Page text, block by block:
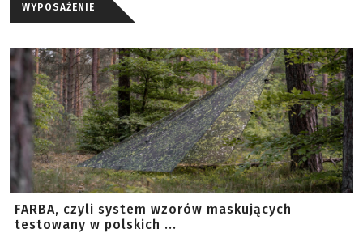
WYPOSAŻENIE
FARBA, czyli system wzorów maskujących
testowany w polskich ...